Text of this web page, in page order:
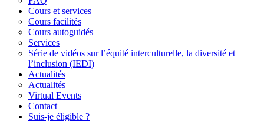
Cours et services
Cours facilités
Cours autoguidés
Services
Série de vidéos sur l’équité interculturelle, la diversité et
l’inclusion (IEDI)
Actualités
Actualités
Virtual Events
Contact
Suis-je éligible ?